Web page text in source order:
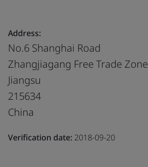
Address:
No.6 Shanghai Road
Zhangjiagang Free Trade Zone
Jiangsu
215634
China
Verification date: 2018-09-20